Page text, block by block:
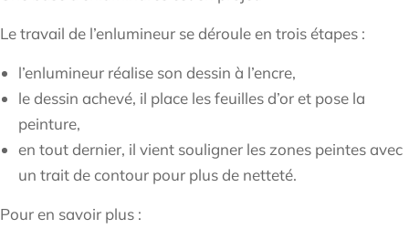
Le travail de l’enlumineur se déroule en trois étapes :
l’enlumineur réalise son dessin à l’encre,
le dessin achevé, il place les feuilles d’or et pose la
peinture,
en tout dernier, il vient souligner les zones peintes avec
un trait de contour pour plus de netteté.
Pour en savoir plus :